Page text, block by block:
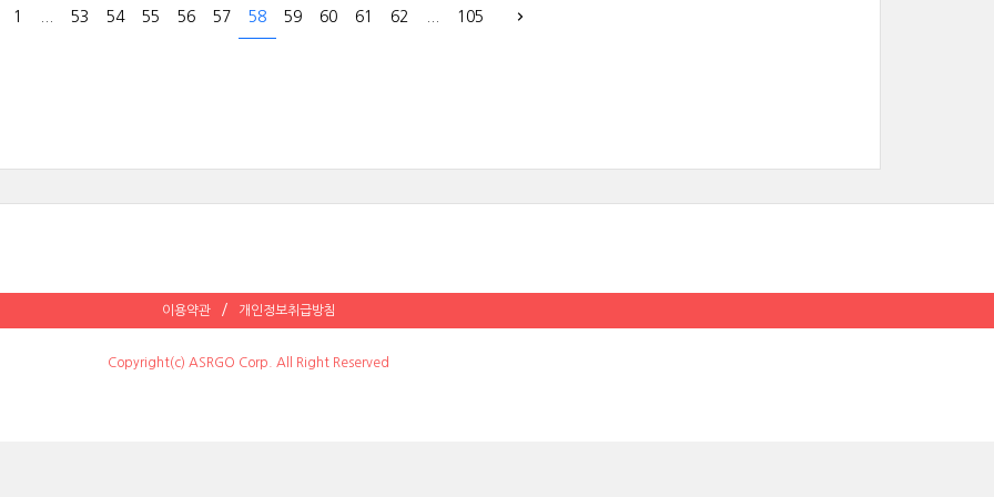
1 53 54 55 56 57 58 59 60 61 62 105
이용약관 개인정보취급방침
Copyright(c) ASRGO Corp. All Right Reserved